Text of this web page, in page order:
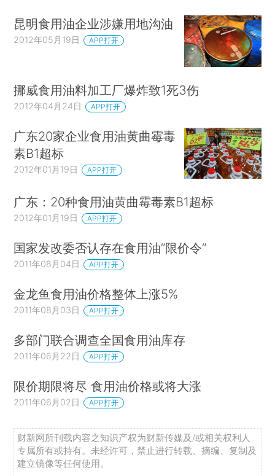
昆明食用油企业涉嫌用地沟油
2012年05月19日 APP打开
挪威食用油料加工厂爆炸致1死3伤
2012年04月24日 APP打开
广东20家企业食用油黄曲霉毒
素B1超标
2012年01月19日 APP打开
广东：20种食用油黄曲霉毒素B1超标
2012年01月19日 APP打开
国家发改委否认存在食用油“限价令”
2011年08月04日 APP打开
金龙鱼食用油价格整体上涨5%
2011年08月03日 APP打开
多部门联合调查全国食用油库存
2011年06月22日 APP打开
限价期限将尽 食用油价格或将大涨
2011年06月02日 APP打开
财新网所刊载内容之知识产权为财新传媒及/或相关权利人
专属所有或持有。未经许可，禁止进行转载、摘编、复制及
建立镜像等任何使用。